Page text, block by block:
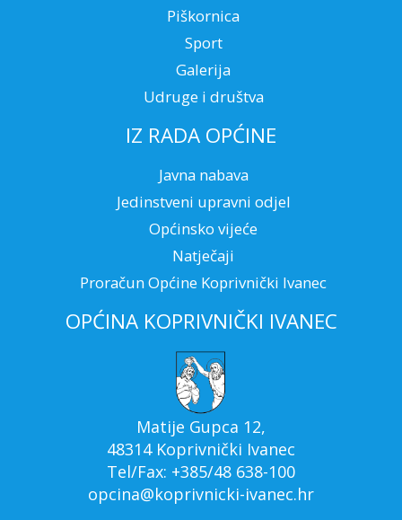
Piškornica
Sport
Galerija
Udruge i društva
IZ RADA OPĆINE
Javna nabava
Jedinstveni upravni odjel
Općinsko vijeće
Natječaji
Proračun Općine Koprivnički Ivanec
OPĆINA KOPRIVNIČKI IVANEC
Matije Gupca 12,
48314 Koprivnički Ivanec
Tel/Fax: +385/48 638-100
opcina@koprivnicki-ivanec.hr